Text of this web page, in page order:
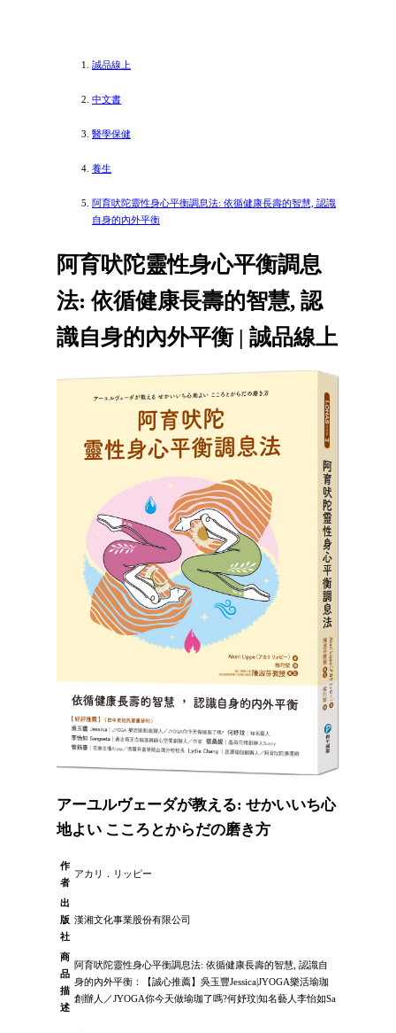
誠品線上
中文書
醫學保健
養生
阿育吠陀靈性身心平衡調息法: 依循健康長壽的智慧, 認識
自身的內外平衡
阿育吠陀靈性身心平衡調息
法: 依循健康長壽的智慧, 認
識自身的內外平衡 | 誠品線上
アーユルヴェーダが教える: せかいいち心
地よい こころとからだの磨き方
作
者
アカリ．リッピー
出
版
社
漢湘文化事業股份有限公司
商
品
描
述
阿育吠陀靈性身心平衡調息法: 依循健康長壽的智慧, 認識自
身的內外平衡：【誠心推薦】吳玉豐Jessica|JYOGA樂活瑜珈
創辦人／JYOGA你今天做瑜珈了嗎?何妤玟|知名藝人李怡如Sa